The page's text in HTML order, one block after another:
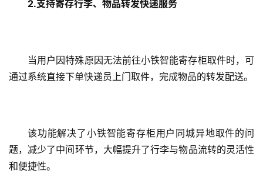
2.支持寄存行李、物品转发快递服务
当用户因特殊原因无法前往小铁智能寄存柜取件时，可
通过系统直接下单快递员上门取件，完成物品的转发配送。
该功能解决了小铁智能寄存柜用户同城异地取件的问
题，减少了中间环节，大幅提升了行李与物品流转的灵活性
和便捷性。